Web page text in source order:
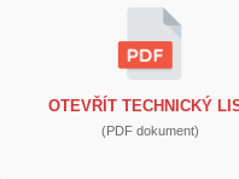
OTEVŘÍT TECHNICKÝ
(PDF dokument)